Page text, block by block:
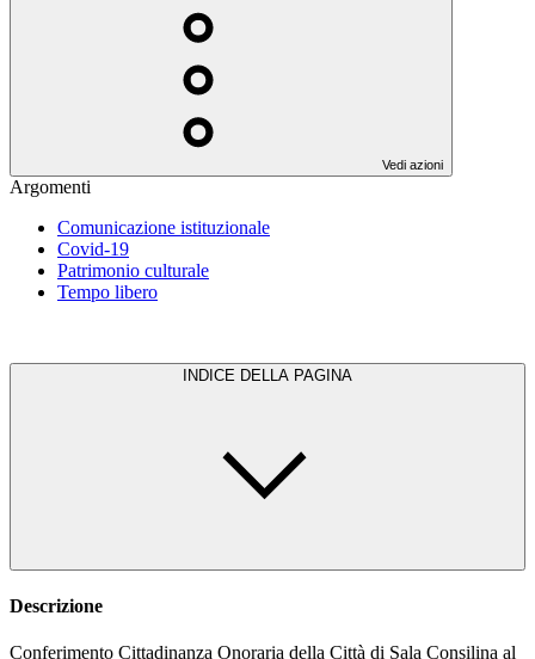
Vedi azioni
Argomenti
Comunicazione istituzionale
Covid-19
Patrimonio culturale
Tempo libero
INDICE DELLA PAGINA
Descrizione
Conferimento Cittadinanza Onoraria della Città di Sala Consilina al